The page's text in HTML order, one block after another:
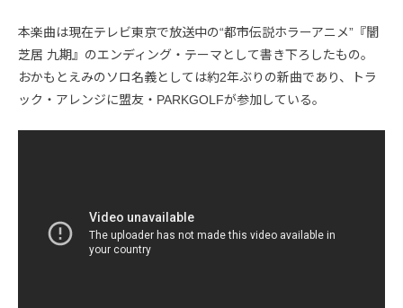
本楽曲は現在テレビ東京で放送中の“都市伝説ホラーアニメ”『闇
芝居 九期』のエンディング・テーマとして書き下ろしたもの。
おかもとえみのソロ名義としては約2年ぶりの新曲であり、トラ
ック・アレンジに盟友・PARKGOLFが参加している。